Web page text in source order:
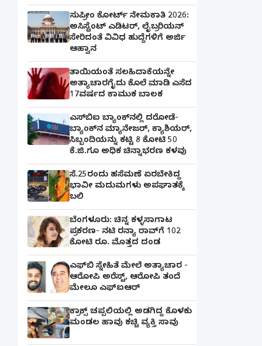
ಸುಪ್ರೀಂ ಕೋರ್ಟ್ ನೇಮಕಾತಿ 2026:
ಅಸಿಸ್ಟೆಂಟ್ ಎಡಿಟರ್, ಲೈಬ್ರರಿಯನ್
ಸೇರಿದಂತೆ ವಿವಿಧ ಹುದ್ದೆಗಳಿಗೆ ಅರ್ಜಿ
ಆಹ್ವಾನ
ತಾಯಿಯಂತೆ ಸಲಹಿದಾಕೆಯನ್ನೇ
ಅತ್ಯಾಚಾರಗೈದು ಕೊಲೆ ಮಾಡಿ ಎಸೆದ
17ವರ್ಷದ ಕಾಮುಕ ಬಾಲಕ
ಎಸ್‌ಬಿಐ ಬ್ಯಾಂಕ್‌ನಲ್ಲಿ‌ ದರೋಡೆ-
ಬ್ಯಾಂಕ್​ನ ಮ್ಯಾನೇಜರ್‌, ಕ್ಯಾಶಿಯರ್‌,
ಸಿಬ್ಬಂದಿಯನ್ನು ಕಟ್ಟಿ 8 ಕೋಟಿ 50
ಕೆ.ಜಿ.ಗೂ ಅಧಿಕ ಚಿನ್ನಾಭರಣ ಕಳವು
ಸೆ.25ರಂದು ಹಸೆಮಣೆ ಏರಬೇಕಿದ್ದ
ಭಾವೀ ಮದುಮಗಳು ಅಪಘಾತಕ್ಕೆ
ಬಲಿ
ಬೆಂಗಳೂರು: ಚಿನ್ನ ಕಳ್ಳಸಾಗಾಟ
ಪ್ರಕರಣ- ನಟಿ ರನ್ಯಾ ರಾವ್‌ಗೆ 102
ಕೋಟಿ ರೂ. ಮೊತ್ತದ ದಂಡ
ಎಫ್‌ಬಿ ಸ್ನೇಹಿತೆ ಮೇಲೆ ಅತ್ಯಾಚಾರ -
ಆರೋಪಿ ಅರೆಸ್ಟ್, ಆರೋಪಿ ತಂದೆ
ಮೇಲೂ ಎಫ್ಐಆರ್
ಕ್ರಾಕ್ಸ್ ಚಪ್ಪಲಿಯಲ್ಲಿ ಅಡಗಿದ್ದ ಕೊಳಕು
ಮಂಡಲ ಹಾವು ಕಚ್ಚಿ ವ್ಯಕ್ತಿ ಸಾವು